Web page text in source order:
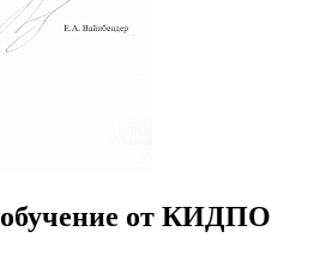
обучение от КИДПО